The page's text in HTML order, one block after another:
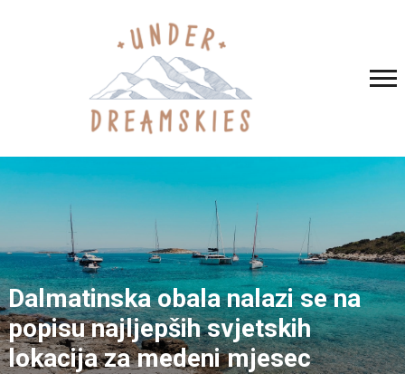
Dalmatinska obala nalazi se na
popisu najljepših svjetskih
lokacija za medeni mjesec